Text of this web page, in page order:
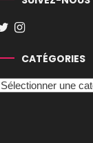
CATÉGORIES